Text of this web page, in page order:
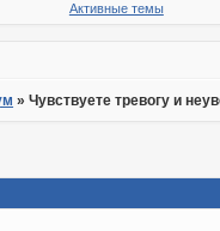
Активные темы
»Чувствуете тревогу и